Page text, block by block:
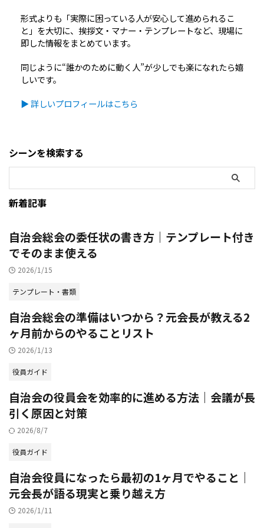
形式よりも「実際に困っている人が安心して進められるこ
と」を大切に、挨拶文・マナー・テンプレートなど、現場に
即した情報をまとめています。
同じように“誰かのために動く人”が少しでも楽になれたら嬉
しいです。
▶ 詳しいプロフィールはこちら
シーンを検索する
新着記事
自治会総会の委任状の書き方｜テンプレート付き
でそのまま使える
2026/1/15
テンプレート・書類
自治会総会の準備はいつから？元会長が教える2
ヶ月前からのやることリスト
2026/1/13
役員ガイド
自治会の役員会を効率的に進める方法｜会議が長
引く原因と対策
2026/8/7
役員ガイド
自治会役員になったら最初の1ヶ月でやること｜
元会長が語る現実と乗り越え方
2026/1/11